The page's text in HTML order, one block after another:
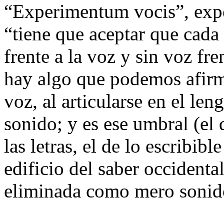
“Experimentum vocis”,
“tiene que aceptar que
frente a la voz y sin voz
hay algo que podemos
voz, al articularse en el
sonido; y es ese umbral
las letras, el de lo escribible
edificio del saber
eliminada como mero